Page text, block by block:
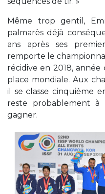
Même trop gentil,
palmarès déjà
ans après ses
remporte le
récidive en 2018,
place mondiale. Aux
il se classe cinquième
reste probablement
gagner.